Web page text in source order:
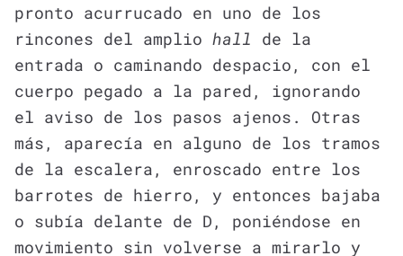
pronto acurrucado en uno de los
rincones del amplio hall de la
entrada o caminando despacio, con el
cuerpo pegado a la pared, ignorando
el aviso de los pasos ajenos. Otras
más, aparecía en alguno de los tramos
de la escalera, enroscado entre los
barrotes de hierro, y entonces bajaba
o subía delante de D, poniéndose en
movimiento sin volverse a mirarlo y